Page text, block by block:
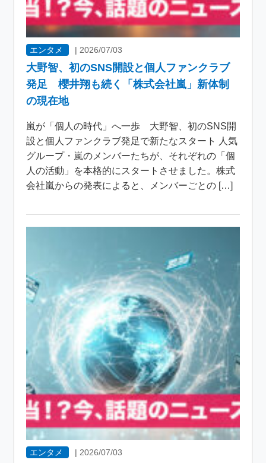
エンタメ | 2026/07/03
大野智、初のSNS開設と個人ファンクラブ
発足 櫻井翔も続く「株式会社嵐」新体制
の現在地
嵐が「個人の時代」へ一歩 大野智、初のSNS開
設と個人ファンクラブ発足で新たなスタート 人気
グループ・嵐のメンバーたちが、それぞれの「個
人の活動」を本格的にスタートさせました。株式
会社嵐からの発表によると、メンバーごとの […]
エンタメ | 2026/07/03